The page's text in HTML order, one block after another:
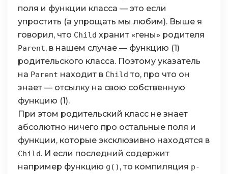
поля и функции класса — это если
упростить (а упрощать мы любим). Выше я
говорил, что Child хранит «гены» родителя
Parent, в нашем случае — функцию (1)
родительского класса. Поэтому указатель
на Parent находит в Child то, про что он
знает — отсылку на свою собственную
функцию (1).
При этом родительский класс не знает
абсолютно ничего про остальные поля и
функции, которые эксклюзивно находятся в
Child. И если последний содержит
например функцию g() , то компиляция p-